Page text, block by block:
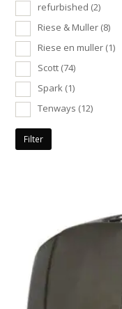
refurbished (2)
Riese & Muller (8)
Riese en muller (1)
Scott (74)
Spark (1)
Tenways (12)
Filter